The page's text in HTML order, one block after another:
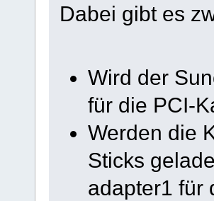
crwxrwxrwx 1 root root 212, 0 Oct
Dabei gibt es
Wird der
für die PCI-
Werden die
Sticks
adapter1 für